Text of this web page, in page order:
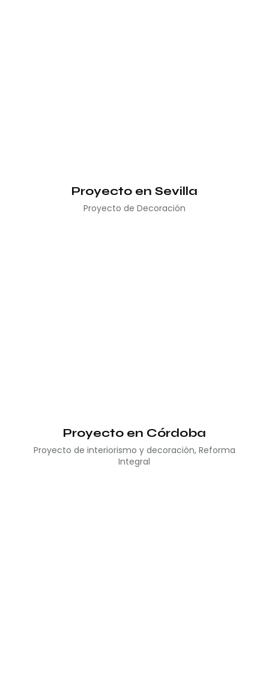
Proyecto en Sevilla
Proyecto de Decoración
Proyecto en Córdoba
Proyecto de interiorismo y decoración, Reforma
Integral